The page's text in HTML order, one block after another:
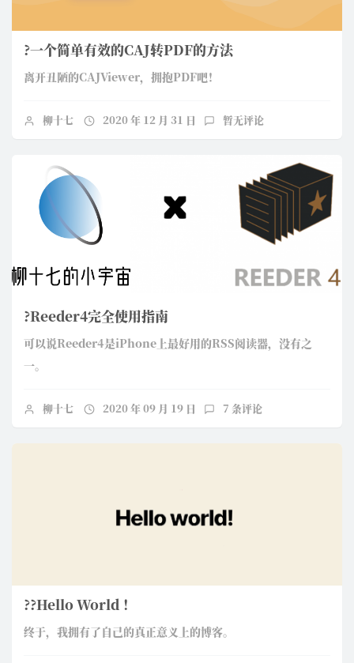
?一个简单有效的CAJ转PDF的方法
离开丑陋的CAJViewer，拥抱PDF吧！
柳十七 2020 年 12 月 31 日 暂无评论
?Reeder4完全使用指南
可以说Reeder4是iPhone上最好用的RSS阅读器，没有之
一。
柳十七 2020 年 09 月 19 日 7 条评论
?‍?Hello World ！
终于，我拥有了自己的真正意义上的博客。